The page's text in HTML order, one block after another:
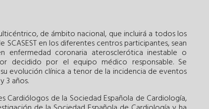
de ámbito nacional, que incluirá a todos los
en los diferentes centros participantes, sean
enfermedad coronaria aterosclerótica inestable o
decidido por el equipo médico responsable. Se
evolución clínica a tenor de la incidencia de eventos
3 años.
de la Sociedad Española de Cardiología,